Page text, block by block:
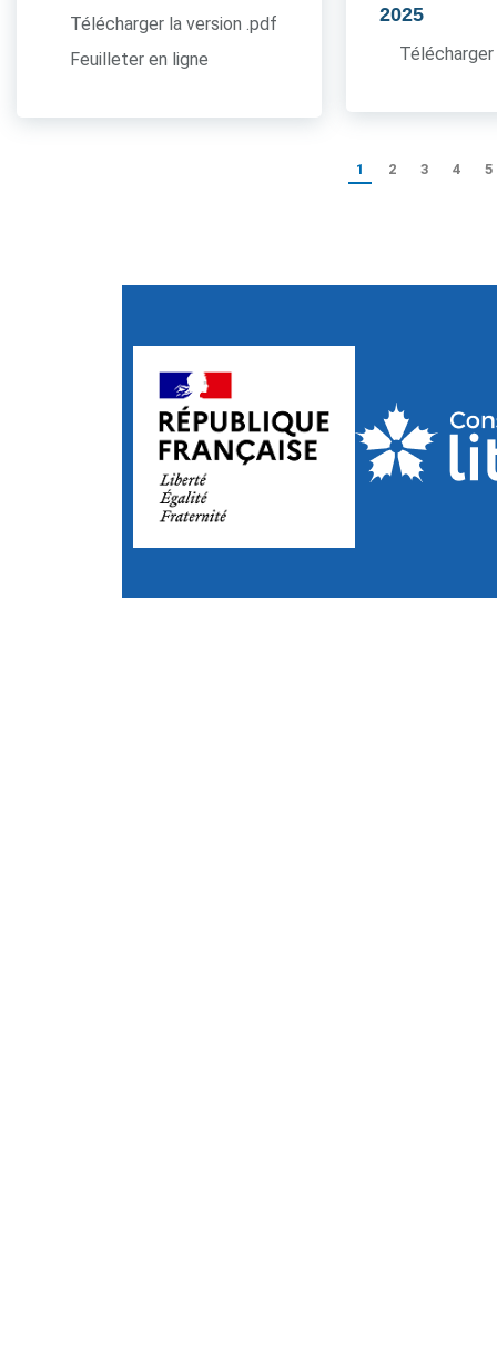
Télécharger la version .pdf
Feuilleter en ligne
2025
1 2 3 4 5